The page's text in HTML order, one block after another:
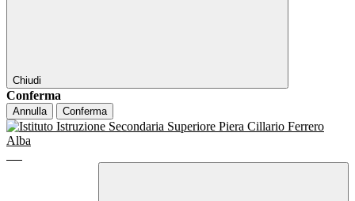
Chiudi
Conferma
Annulla Conferma